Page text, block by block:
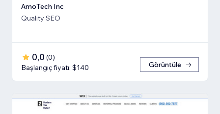
AmoTech Inc
Quality SEO
0,0 (0)
Başlangıç fiyatı: $140
Görüntüle